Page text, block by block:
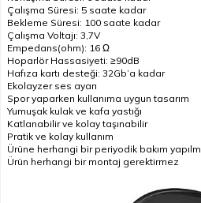
Çalışma Süresi: 5 saate kadar
Bekleme Süresi: 100 saate kadar
Çalışma Voltajı: 3,7V
Empedans(ohm): 16 Ω
Hoparlör Hassasiyeti: ≥90dB
Hafıza kartı desteği: 32Gb’a kadar
Ekolayzer ses ayarı
Spor yaparken kullanıma uygun tasarım
Yumuşak kulak ve kafa yastığı
Katlanabilir ve kolay taşınabilir
Pratik ve kolay kullanım
Ürüne herhangi bir periyodik bakım
Ürün herhangi bir montaj gerektirmez